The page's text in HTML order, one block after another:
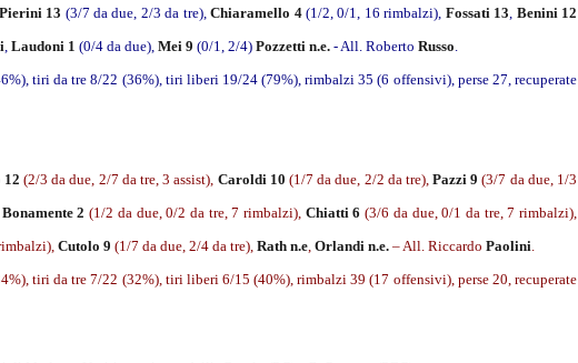
Pierini 13 (3/7 da due, 2/3 da tre),Chiaramello 4(1/2, 0/1, 16 rimbalzi), Fossati 13, Benini 12
, Laudoni 1 (0/4 da due), Mei 9 (0/1, 2/4) Pozzetti n.e. - All. Roberto Russo.
tiri da tre 8/22 (36%), tiri liberi 19/24 (79%), rimbalzi 35 (6 offensivi), perse 27, recuperate
12 (2/3 da due, 2/7 da tre, 3 assist), Caroldi 10 (1/7 da due, 2/2 da tre),Pazzi 9(3/7 da due, 1/3
Bonamente 2(1/2 da due, 0/2 da tre, 7 rimbalzi), Chiatti 6(3/6 da due, 0/1 da tre, 7 rimbalzi),
Cutolo 9 (1/7 da due, 2/4 da tre), Rath n.e, Orlandi n.e. – All. Riccardo Paolini.
tiri da tre 7/22 (32%), tiri liberi 6/15 (40%), rimbalzi 39 (17 offensivi), perse 20, recuperate